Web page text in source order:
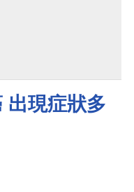
出現症狀多